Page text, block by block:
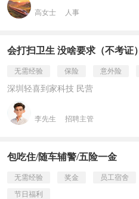
高女士 人事
会打扫卫生 没啥要求（不考证）
无需经验 保险 意外险
深圳轻喜到家科技 民营
李先生 招聘主管
包吃住/随车辅警/五险一金
无需经验 奖金 员工宿舍
节日福利